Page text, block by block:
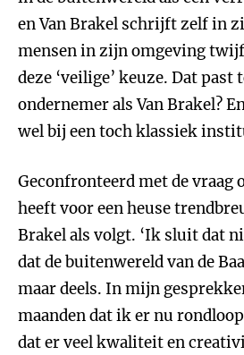
en Van Brakel schrijft zelf in
mensen in zijn omgeving
deze ‘veilige’ keuze. Dat past
ondernemer als Van Brakel?
wel bij een toch klassiek
Geconfronteerd met de vraag
heeft voor een heuse
Brakel als volgt. ‘Ik sluit dat
dat de buitenwereld van de
maar deels. In mijn
maanden dat ik er nu
dat er veel kwaliteit en